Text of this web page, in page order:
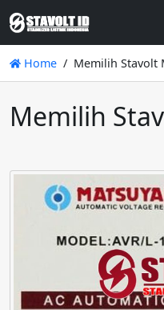
Home Memilih Stavolt
Memilih